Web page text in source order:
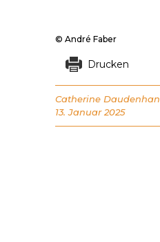
© André Faber
Drucken
Catherine Daudenhan
13. Januar 2025